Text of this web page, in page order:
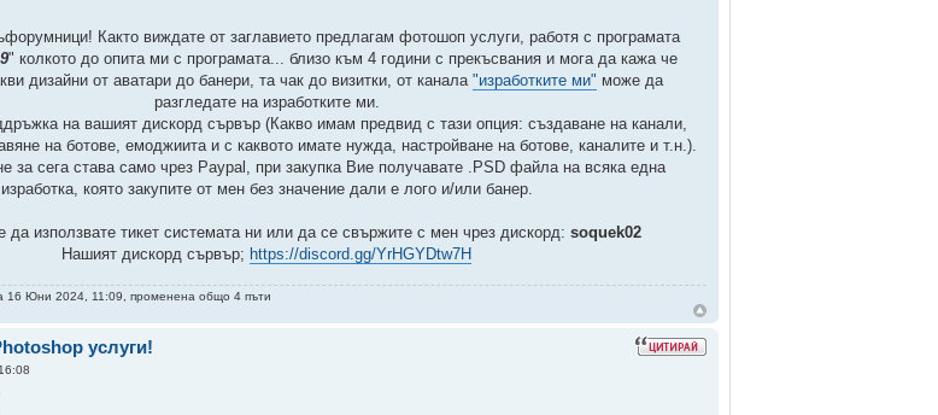
Както виждате от заглавието предлагам фотошоп услуги, работя с програмата
" колкото до опита ми с програмата... близо към 4 години с прекъсвания и мога да кажа че
дизайни от аватари до банери, та чак до визитки, от канала"изработките ми" може да
разгледате на изработките ми.
на вашият дискорд сървър (Какво имам предвид с тази опция: създаване на канали,
на ботове, емоджиита и с каквото имате нужда, настройване на ботове, каналите и т.н.).
за сега става само чрез Paypal, при закупка Вие получавате .PSD файла на всяка една
изработка, която закупите от мен без значение дали е лого и/или банер.
да използвате тикет системата ни или да се свържите с мен чрез дискорд:soquek02
Нашият дискорд сървър; https://discord.gg/YrHGYDtw7H
16 Юни 2024, 11:09, променена общо 4 пъти
услуги!